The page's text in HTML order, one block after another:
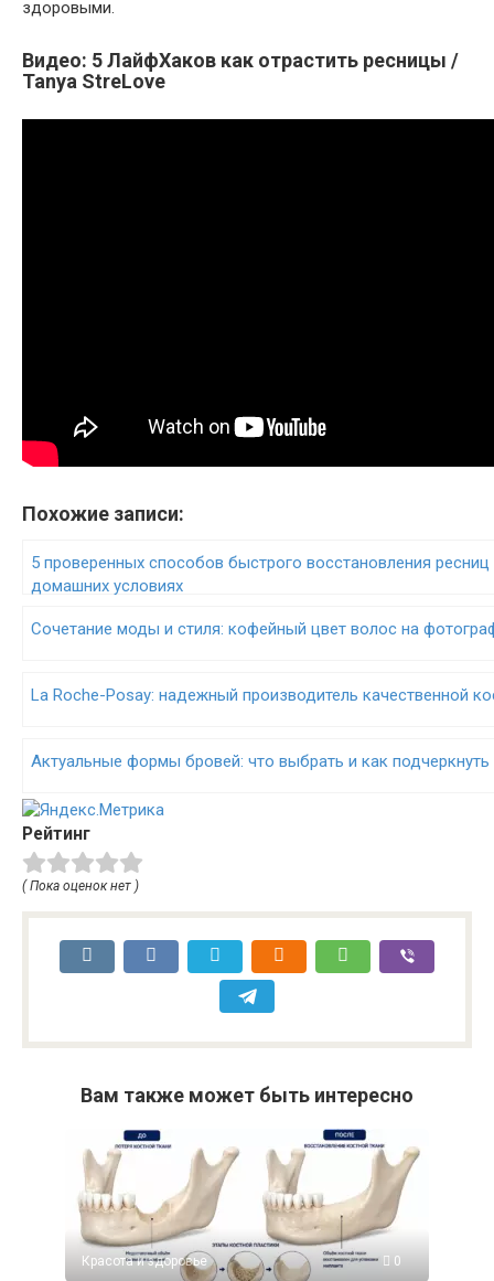
здоровыми.
Видео: 5 ЛайфХаков как отрастить ресницы /
Tanya StreLove
Похожие записи:
5 проверенных способов быстрого восстановления
домашних условиях
Cочетание моды и стиля: кофейный цвет волос на
La Roche-Posay: надежный производитель качественной
Актуальные формы бровей: что выбрать и как
Рейтинг
( Пока оценок нет )
Вам также может быть интересно
Красота и здоровье 0